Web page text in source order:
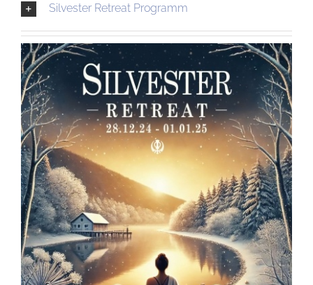
Silvester Retreat Programm